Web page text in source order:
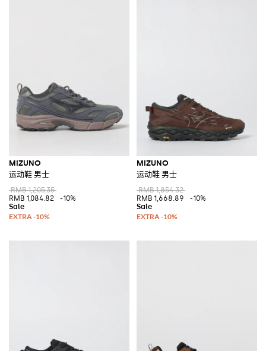
MIZUNO
运动鞋 男士
RMB 1,205.35
RMB 1,084.82
-10%
MIZUNO
运动鞋 男士
RMB 1,854.32
RMB 1,668.89
-10%